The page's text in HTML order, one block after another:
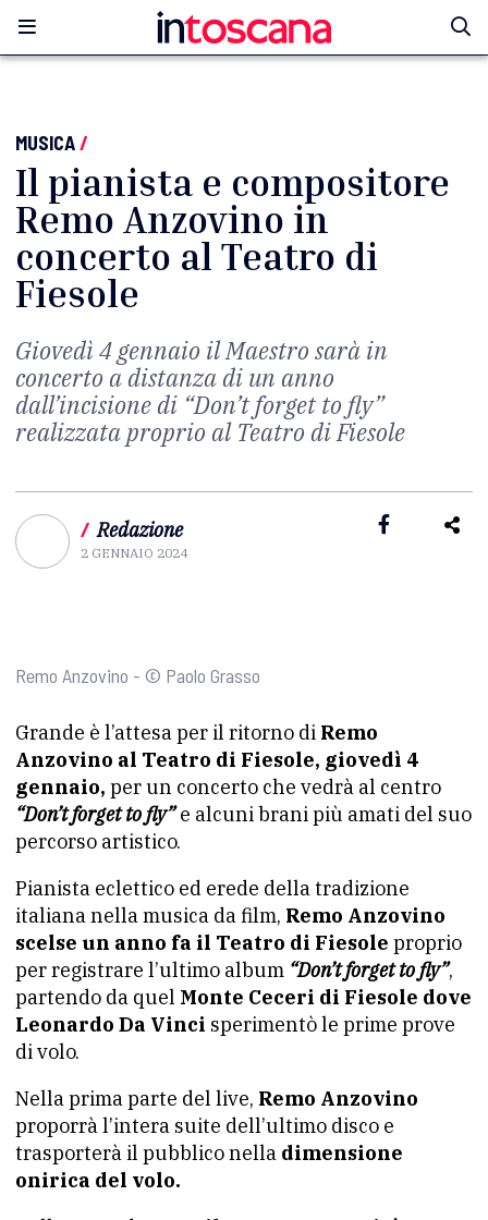
MUSICA/
Il pianista e compositore
Remo Anzovino in
concerto al Teatro di
Fiesole
Giovedì 4 gennaio il Maestro sarà in
concerto a distanza di un anno
dall’incisione di “Don’t forget to fly”
realizzata proprio al Teatro di Fiesole
/ Redazione
2 GENNAIO 2024
Remo Anzovino - © Paolo Grasso
Grande è l’attesa per il ritorno di Remo
Anzovino al Teatro di Fiesole, giovedì 4
gennaio, per un concerto che vedrà al centro
“Don’t forget to fly” e alcuni brani più amati del suo
percorso artistico.
Pianista eclettico ed erede della tradizione
italiana nella musica da film, Remo Anzovino
scelse un anno fa il Teatro di Fiesole proprio
per registrare l’ultimo album “Don’t forget to fly”,
partendo da quel Monte Ceceri di Fiesole dove
Leonardo Da Vinci sperimentò le prime prove
di volo.
Nella prima parte del live, Remo Anzovino
proporrà l’intera suite dell’ultimo disco e
trasporterà il pubblico nella dimensione
onirica del volo.